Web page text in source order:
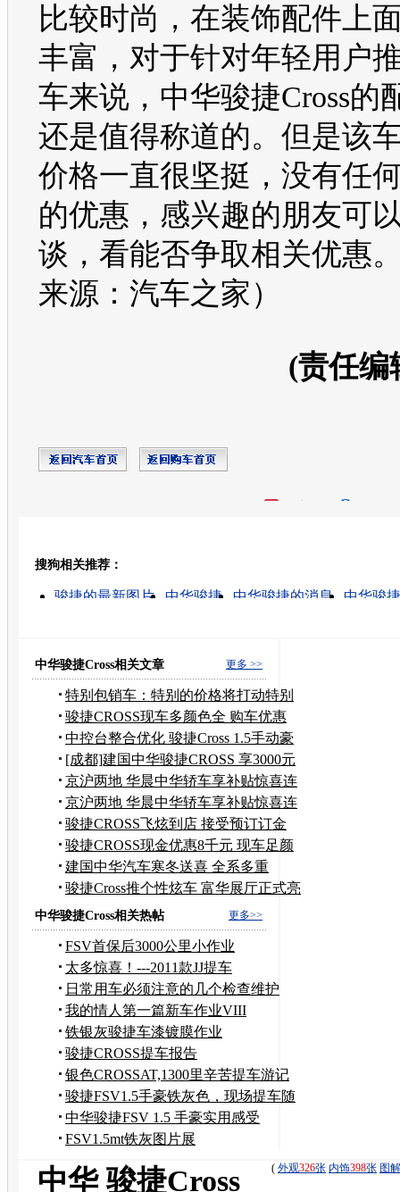
比较时尚，在装饰配件上
丰富，对于针对年轻用户
车来说， 中华骏捷Cross的
还是值得称道的。但是该
价格一直很坚挺，没有任
的优惠，感兴趣的朋友可
谈，看能否争取相关优惠
来源：汽车之家）
(责任编
搜狗相关推荐：
骏捷的最新图片 中华骏捷 中华骏捷的消息
中华骏
更多 >>
中华骏捷Cross相关文章
特别包销车：特别的价格将打动特别
的你
骏捷CROSS现车多颜色全 购车优惠
8000元
中控台整合优化 骏捷Cross 1.5手动豪
华
[成都]建国中华骏捷CROSS 享3000元
补贴
京沪两地 华晨中华轿车享补贴惊喜连
连
京沪两地 华晨中华轿车享补贴惊喜连
连
骏捷CROSS飞炫到店 接受预订订金
5000元
骏捷CROSS现金优惠8千元 现车足颜
色全
建国中华汽车寒冬送喜 全系多重
约“惠”
骏捷Cross推个性炫车 富华展厅正式亮
相
更多>>
中华骏捷Cross相关热帖
FSV首保后3000公里小作业
太多惊喜！---2011款JJ提车
日常用车必须注意的几个检查维护
我的情人第一篇新车作业VIII
铁银灰骏捷车漆镀膜作业
骏捷CROSS提车报告
银色CROSSAT,1300里辛苦提车游记
骏捷FSV1.5手豪铁灰色，现场提车随
便拍！！！！
中华骏捷FSV 1.5 手豪实用感受
！！！！！！
FSV1.5mt铁灰图片展
( 外观326张 内饰398张 图解
中华 骏捷Cross